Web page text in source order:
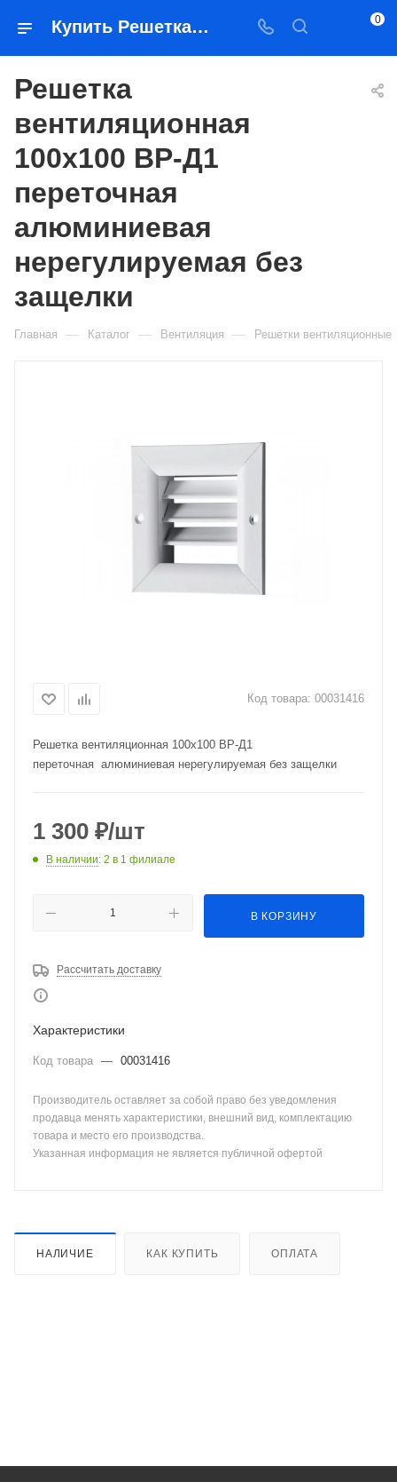
Купить Решетка вентиляционная 100х100 ВР-Д1 переточная алюминиевая нерегулируемая без защелки в Якутске — цена, характеристики, подбор | Востоктехторг 0
Решетка
вентиляционная
100х100 ВР-Д1
переточная
алюминиевая
нерегулируемая без
защелки
Главная — Каталог — Вентиляция — Решетки вентиляционные
Код товара: 00031416
Решетка вентиляционная 100х100 ВР-Д1
переточная алюминиевая нерегулируемая без защелки
1 300 ₽/шт
В наличии: 2 в 1 филиале
В КОРЗИНУ
Рассчитать доставку
Характеристики
Код товара — 00031416
Производитель оставляет за собой право без уведомления
продавца менять характеристики, внешний вид, комплектацию
товара и место его производства.
Указанная информация не является публичной офертой
НАЛИЧИЕ КАК КУПИТЬ ОПЛАТА